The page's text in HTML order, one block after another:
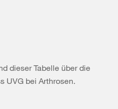
dieser Tabelle über die
UVG bei Arthrosen.